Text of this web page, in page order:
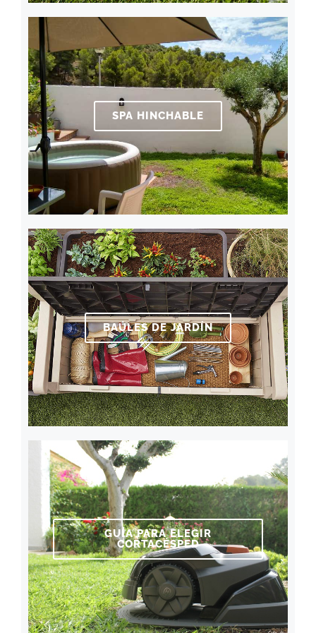
SPA HINCHABLE
BAÚLES DE JARDÍN
GUÍA PARA ELEGIR
CORTACÉSPED